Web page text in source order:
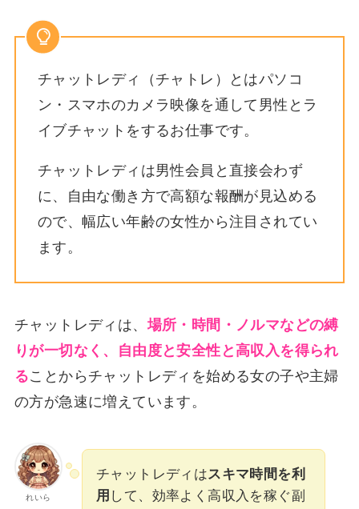
チャットレディ（チャトレ）とはパソコ
ン・スマホのカメラ映像を通して男性とラ
イブチャットをするお仕事です。
チャットレディは男性会員と直接会わず
に、自由な働き方で高額な報酬が見込める
ので、幅広い年齢の女性から注目されてい
ます。
チャットレディは、場所・時間・ノルマなどの縛
りが一切なく、自由度と安全性と高収入を得られ
ることからチャットレディを始める女の子や主婦
の方が急速に増えています。
れいら
チャットレディはスキマ時間を利
用 して、効率よく高収入を稼ぐ副